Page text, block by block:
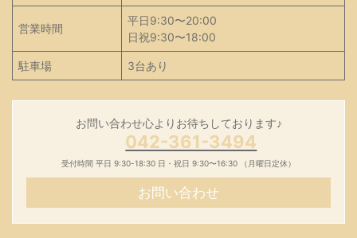
営業時間
平日9:30〜20:00
日祝9:30〜18:00
駐車場 3台あり
お問い合わせ心よりお待ちしております♪
042-361-3494
受付時間 平日 9:30-18:30 日・祝日 9:30〜16:30 （月曜日定休）
お問い合わせ